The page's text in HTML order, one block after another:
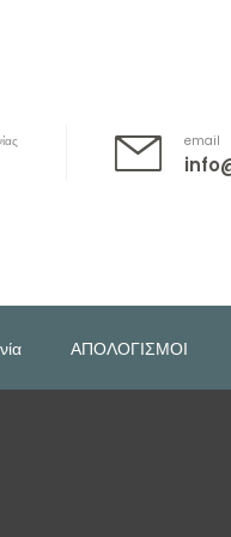
email
ΑΠΟΛΟΓΙΣΜΟΙ